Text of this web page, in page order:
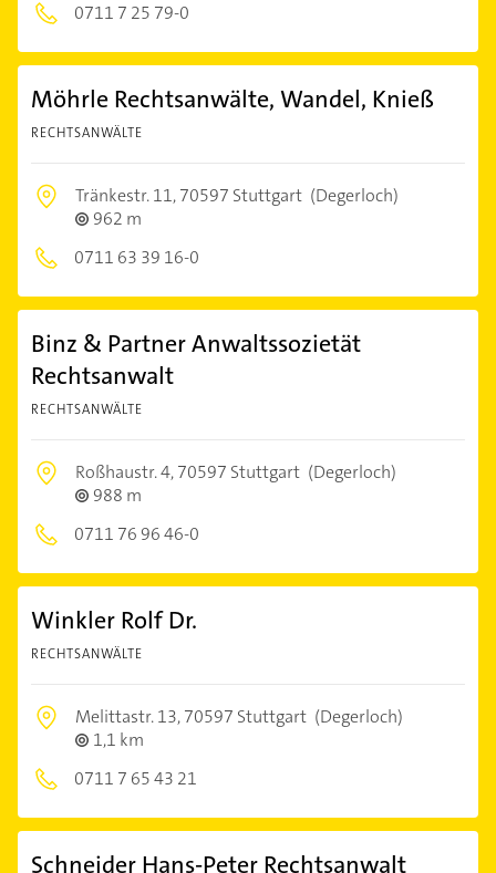
0711 7 25 79-0
Möhrle Rechtsanwälte, Wandel, Knieß
RECHTSANWÄLTE
Tränkestr. 11,70597 Stuttgart (Degerloch)
962 m
0711 63 39 16-0
Binz & Partner Anwaltssozietät
Rechtsanwalt
RECHTSANWÄLTE
Roßhaustr. 4,70597 Stuttgart (Degerloch)
988 m
0711 76 96 46-0
Winkler Rolf Dr.
RECHTSANWÄLTE
Melittastr. 13,70597 Stuttgart (Degerloch)
1,1 km
0711 7 65 43 21
Schneider Hans-Peter Rechtsanwalt